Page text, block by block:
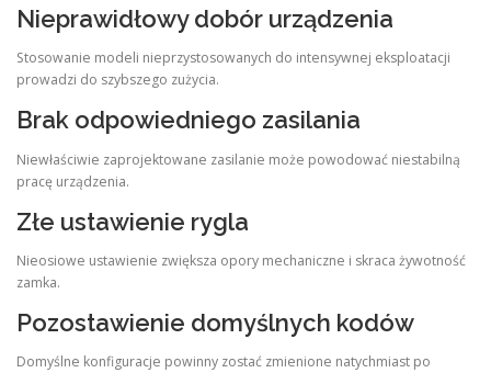
Nieprawidłowy dobór urządzenia
Stosowanie modeli nieprzystosowanych do intensywnej eksploatacji
prowadzi do szybszego zużycia.
Brak odpowiedniego zasilania
Niewłaściwie zaprojektowane zasilanie może powodować niestabilną
pracę urządzenia.
Złe ustawienie rygla
Nieosiowe ustawienie zwiększa opory mechaniczne i skraca żywotność
zamka.
Pozostawienie domyślnych kodów
Domyślne konfiguracje powinny zostać zmienione natychmiast po